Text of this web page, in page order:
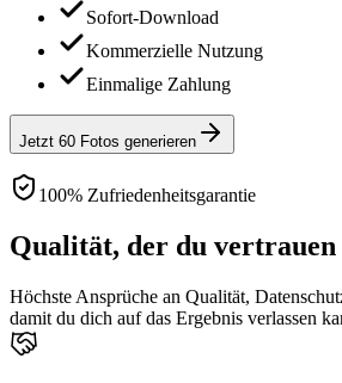
Sofort-Download
Kommerzielle Nutzung
Einmalige Zahlung
Jetzt 60 Fotos generieren
100% Zufriedenheitsgarantie
Qualität, der du vertrauen
Höchste Ansprüche an Qualität,
damit du dich auf das Ergebnis verlassen